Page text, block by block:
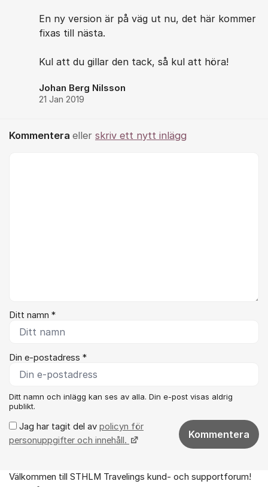
En ny version är på väg ut nu, det här kommer
fixas till nästa.
Kul att du gillar den tack, så kul att höra!
Johan Berg Nilsson
21 Jan 2019
Kommentera eller skriv ett nytt inlägg
Ditt namn *
Din e-postadress *
Ditt namn och inlägg kan ses av alla. Din e-post visas aldrig
publikt.
Jag har tagit del av policyn för
personuppgifter och innehåll.
Kommentera
Om forumet
Välkommen till STHLM Travelings kund- och supportforum!